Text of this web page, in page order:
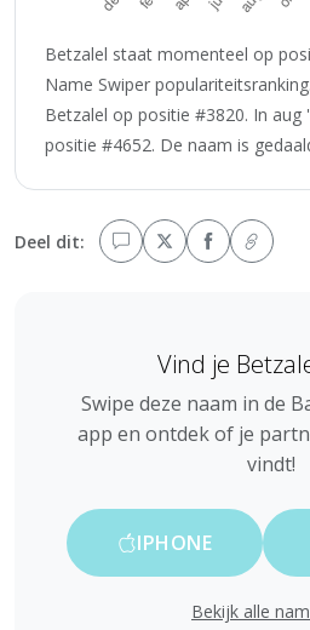
Betzalel staat momenteel op
Name Swiper
Betzalel op positie #3820. In
positie #4652. De naam is
Deel dit:
Vind je
Swipe deze naam in de
app en ontdek of je
vindt!
IPHONE
Bekijk alle